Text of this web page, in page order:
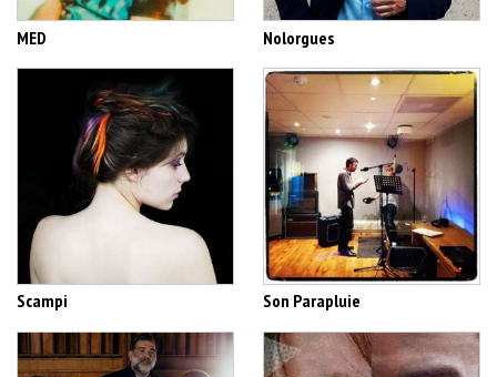
MED Nolorgues
Scampi Son Parapluie